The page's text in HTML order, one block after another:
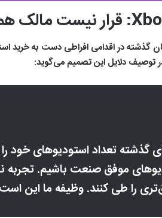
گذشته در اقدامی افراطی دست به خرید
در توصیف دلایل این تصمیم می‌گوید:
گذشته تعداد استودیوهای خود را
موفق صنعت باشیم. تجربه
را طی کنند. وظیفه ما این است